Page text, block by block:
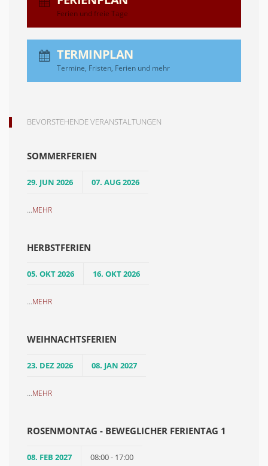
Ferien und freie Tage
TERMINPLAN
Termine, Fristen, Ferien und mehr
BEVORSTEHENDE VERANSTALTUNGEN
SOMMERFERIEN
29. JUN 2026 07. AUG 2026
...MEHR
HERBSTFERIEN
05. OKT 2026 16. OKT 2026
...MEHR
WEIHNACHTSFERIEN
23. DEZ 2026 08. JAN 2027
...MEHR
ROSENMONTAG - BEWEGLICHER FERIENTAG 1
08. FEB 2027 08:00 - 17:00